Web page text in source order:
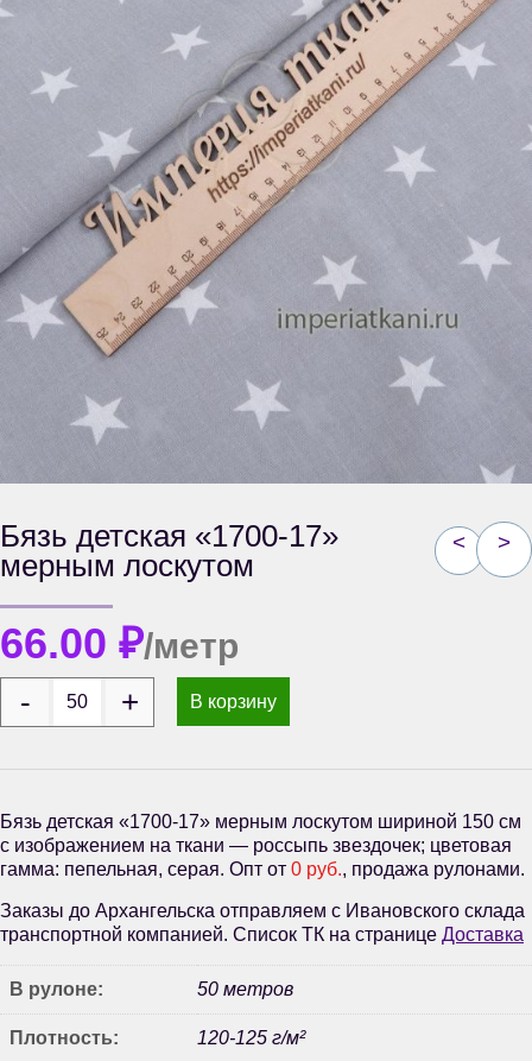
< >
Бязь детская «1700-17»
мерным лоскутом
66.00 ₽/метр
В корзину
Бязь детская «1700-17» мерным лоскутом шириной 150 см
с изображением на ткани — россыпь звездочек; цветовая
гамма: пепельная, серая. Опт от 0 руб., продажа рулонами.
Заказы до Архангельска отправляем с Ивановского склада
транспортной компанией. Список ТК на странице Доставка
В рулоне: 50 метров
Плотность: 120-125 г/м²